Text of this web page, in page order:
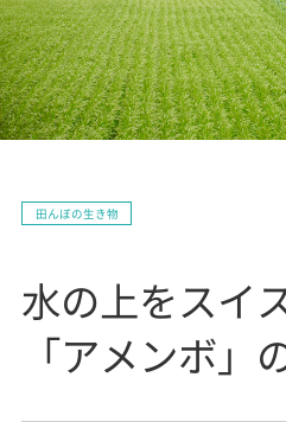
田んぼの生き物
水の上をスイ
「アメンボ」